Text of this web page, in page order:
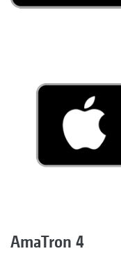
AmaTron 4